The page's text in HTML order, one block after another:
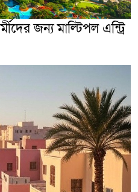
জন্য মাল্টিপল এন্ট্রি